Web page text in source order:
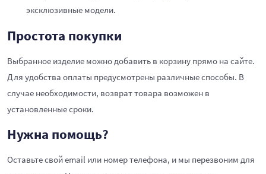
эксклюзивные модели.
Простота покупки
Выбранное изделие можно добавить в корзину прямо на сайте.
Для удобства оплаты предусмотрены различные способы. В
случае необходимости, возврат товара возможен в
установленные сроки.
Нужна помощь?
Оставьте свой email или номер телефона, и мы перезвоним для